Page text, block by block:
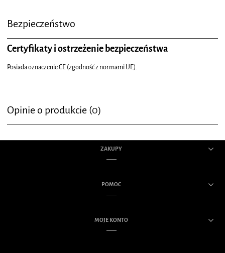
Bezpieczeństwo
Certyfikaty i ostrzeżenie bezpieczeństwa
Posiada oznaczenie CE (zgodność z normami UE).
Opinie o produkcie (0)
ZAKUPY
POMOC
MOJE KONTO